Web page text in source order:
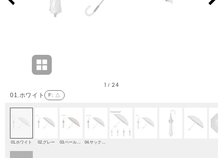
01.ホワイト F: △
1 / 24
01.ホワイト 02.グレー